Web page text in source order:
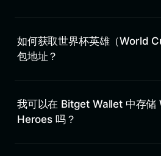
如何获取世界杯英雄（World
包地址？
我可以在 Bitget Wallet 中存储
Heroes 吗？